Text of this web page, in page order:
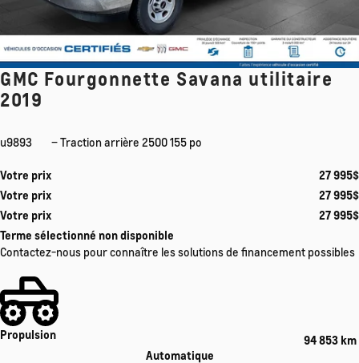
GMC Fourgonnette Savana utilitaire
2019
u9893 – Traction arrière 2500 155 po
Votre prix 27 995$
Votre prix
27 995$
Votre prix
27 995$
Terme sélectionné non disponible
Contactez-nous pour connaître les solutions de financement possibles
Propulsion
Automatique
94 853 km